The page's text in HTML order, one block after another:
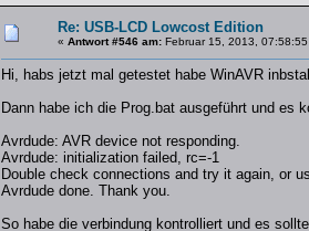
Re: USB-LCD Lowcost Edition
« Antwort #546 am: Februar 15, 2013,
Hi, habs jetzt mal getestet habe WinAVR
Dann habe ich die Prog.bat ausgeführt und es
Avrdude: AVR device not responding.
Avrdude: initialization failed, rc=-1
Double check connections and try it again, or
Avrdude done. Thank you.
So habe die verbindung kontrolliert und es